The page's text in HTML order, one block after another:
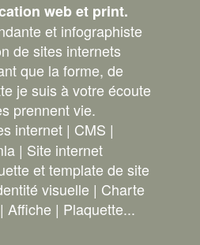
web et print.
et infographiste
de sites internets
que la forme, de
je suis à votre écoute
prennent vie.
internet | CMS |
| Site internet
et template de site
visuelle | Charte
Affiche | Plaquette...